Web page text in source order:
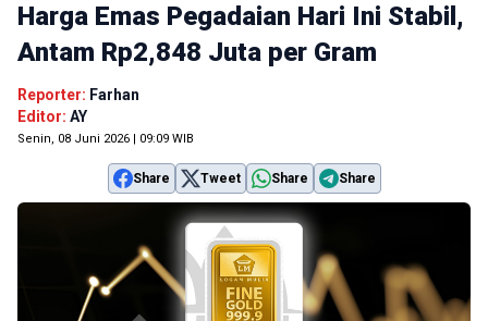
Harga Emas Pegadaian Hari Ini Stabil,
Antam Rp2,848 Juta per Gram
Reporter: Farhan
Editor: AY
Senin, 08 Juni 2026 | 09:09 WIB
Share Tweet Share Share